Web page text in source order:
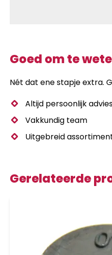
Goed om te
Nét dat ene stapje extra.
Altijd persoonlijk
Vakkundig team
Uitgebreid
Gerelateerde